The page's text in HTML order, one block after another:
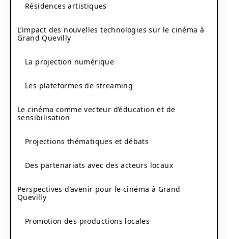
Résidences artistiques
L’impact des nouvelles technologies sur le cinéma à
Grand Quevilly
La projection numérique
Les plateformes de streaming
Le cinéma comme vecteur d’éducation et de
sensibilisation
Projections thématiques et débats
Des partenariats avec des acteurs locaux
Perspectives d’avenir pour le cinéma à Grand
Quevilly
Promotion des productions locales